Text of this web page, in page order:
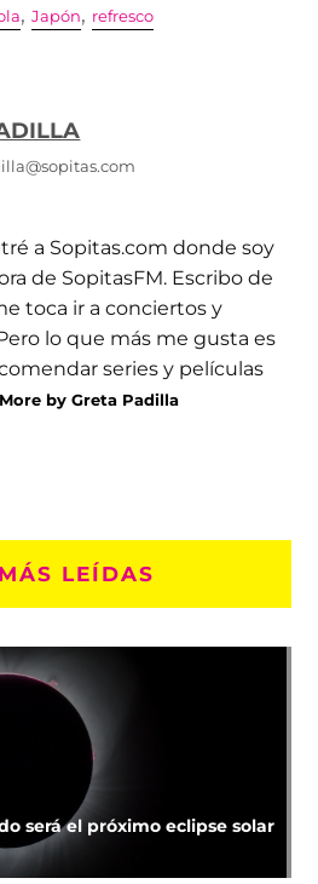
,Japón, refresco
a Sopitas.com donde soy
de SopitasFM. Escribo de
toca ir a conciertos y
lo que más me gusta es
series y películas
More by Greta Padilla
LEÍDAS
será el próximo eclipse solar